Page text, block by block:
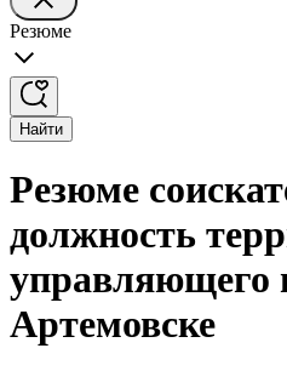
Резюме
Найти
Резюме
должность
управляющего
Артемовске